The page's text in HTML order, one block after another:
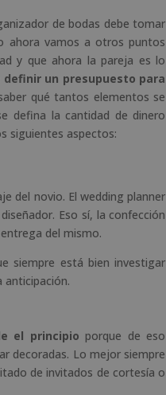
de bodas debe tomar
ahora vamos a otros puntos
y que ahora la pareja es lo
definir un presupuesto para
qué tantos elementos se
defina la cantidad de dinero
siguientes aspectos:
del novio. El wedding planner
Eso sí, la confección
del mismo.
siempre está bien investigar
anticipación.
el principio porque de eso
decoradas. Lo mejor siempre
de invitados de cortesía o